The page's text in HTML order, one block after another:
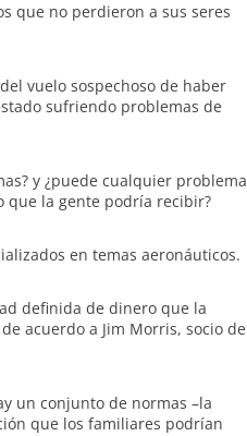
que no perdieron a sus seres
vuelo sospechoso de haber
sufriendo problemas de
y ¿puede cualquier problema
que la gente podría recibir?
en temas aeronáuticos.
definida de dinero que la
acuerdo a Jim Morris, socio de
un conjunto de normas –la
que los familiares podrían